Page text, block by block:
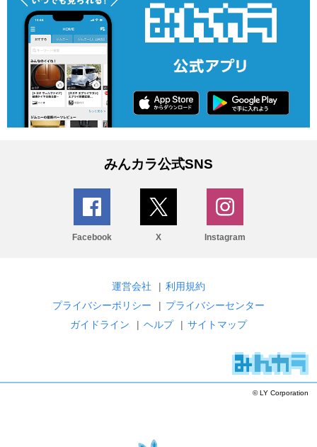
みんカラ公式SNS
Facebook X Instagram
運営会社 | 利用規約
プライバシーポリシー
| プライバシーセンター
ガイドライン
| ヘルプ | サイトマップ
© LY Corporation